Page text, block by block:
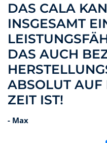
DAS CALA
INSGESAMT
DAS AUCH
ABSOLUT AUF
ZEIT IST!
- Max